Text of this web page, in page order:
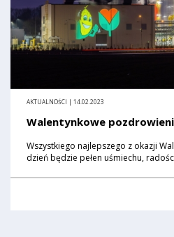
AKTUALNOŚCI | 14.02.2023
Walentynkowe
Wszystkiego najlepszego z okazji
dzień będzie pełen uśmiechu,